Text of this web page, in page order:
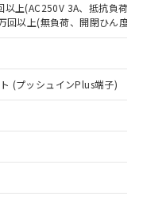
以上(AC250V 3A、抵抗負荷
回以上(無負荷、開閉ひん度
(プッシュインPlus端子)
準価格はお客
客様担当のオ
当社販売員に
や当社販売拠
」をご確認
結果を当社の
漏洩または開
す。
スト作成サー
、フタル酸ブチ
タル酸ジブチル
イソブチル
御機器に対する
は閾値を超える意
より、予定
ジフェニルエーテ
DIBP(フタル酸ジ
酸ブチルベンジ
すべてが基
。
いて有害物
刻な影響を
る場合は、完
に輸出されな
器、ミサイ
またはその他
装置等に一切
者に販売する
3の内容を当
また当社は、
る関係者が違
る場合は、取
り
が在庫あり
状況につ
取引先、ま
ムロン制御
売員にご確
在庫状況の